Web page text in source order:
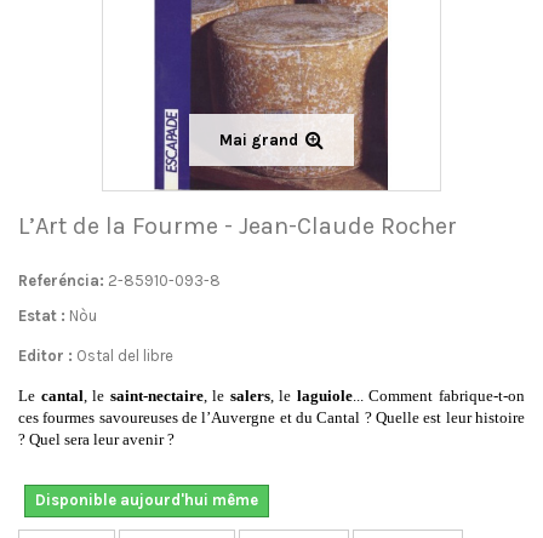
Mai grand
L’Art de la Fourme - Jean-Claude Rocher
Referéncia: 2-85910-093-8
Estat : Nòu
Editor : Ostal del libre
Le cantal, le saint-nectaire, le salers, le laguiole... Comment fabrique-t-on
ces fourmes savoureuses de l’Auvergne et du Cantal ? Quelle est leur histoire
? Quel sera leur avenir ?
Disponible aujourd'hui même